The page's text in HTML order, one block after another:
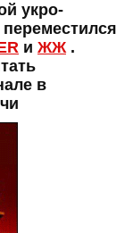
укро-
и ЖЖ.
в